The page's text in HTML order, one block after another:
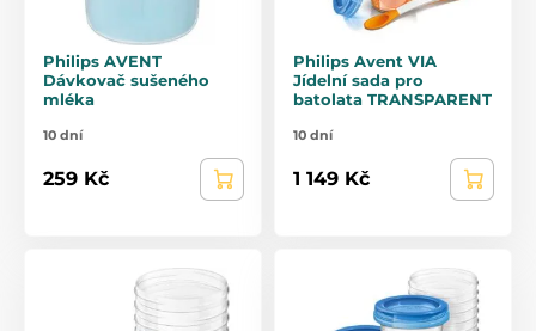
Philips AVENT
Dávkovač sušeného
mléka
10 dní
259 Kč
Philips Avent VIA
Jídelní sada pro
batolata TRANSPARENT
10 dní
1 149 Kč